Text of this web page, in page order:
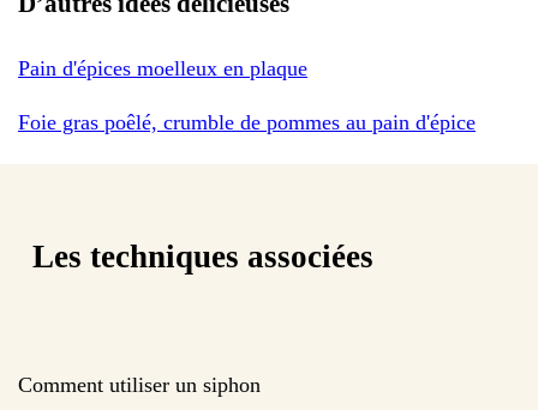
Pain d'épices moelleux en plaque
Foie gras poêlé, crumble de pommes au pain d'épice
Les techniques associées
Comment utiliser un siphon